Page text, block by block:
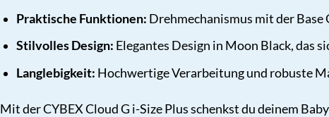
Praktische Funktionen: Drehmechanismus mit der
Stilvolles Design: Elegantes Design in Moon Black, das
Langlebigkeit: Hochwertige Verarbeitung und robuste
Mit der CYBEX Cloud G i-Size Plus schenkst du deinem